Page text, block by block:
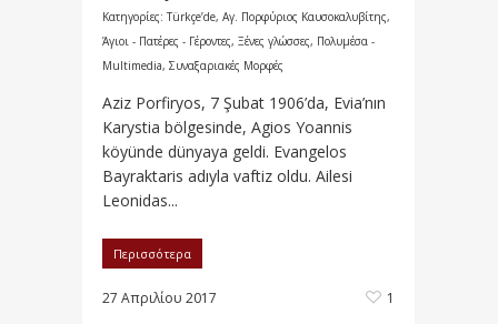
Κατηγορίες:Türkçe’de, Αγ. Πορφύριος Καυσοκαλυβίτης,
Άγιοι - Πατέρες - Γέροντες, Ξένες γλώσσες, Πολυμέσα -
Multimedia, Συναξαριακές Μορφές
Aziz Porfiryos, 7 Şubat 1906’da, Evia’nın
Karystia bölgesinde, Agios Yoannis
köyünde dünyaya geldi. Evangelos
Bayraktaris adıyla vaftiz oldu. Ailesi
Leonidas...
Περισσότερα
27 Απριλίου 2017 1